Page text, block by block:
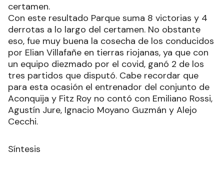
certamen.
Con este resultado Parque suma 8 victorias y 4
derrotas a lo largo del certamen. No obstante
eso, fue muy buena la cosecha de los conducidos
por Elian Villafañe en tierras riojanas, ya que con
un equipo diezmado por el covid, ganó 2 de los
tres partidos que disputó. Cabe recordar que
para esta ocasión el entrenador del conjunto de
Aconquija y Fitz Roy no contó con Emiliano Rossi,
Agustín Jure, Ignacio Moyano Guzmán y Alejo
Cecchi.
Síntesis